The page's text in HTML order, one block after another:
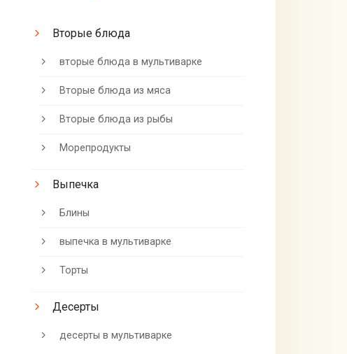
Вторые блюда
вторые блюда в мультиварке
Вторые блюда из мяса
Вторые блюда из рыбы
Морепродукты
Выпечка
Блины
выпечка в мультиварке
Торты
Десерты
десерты в мультиварке